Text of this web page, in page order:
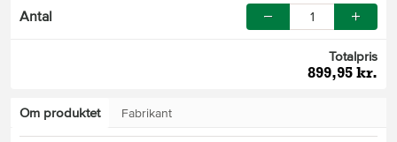
Antal
Totalpris
899,95 kr.
Om produktet Fabrikant